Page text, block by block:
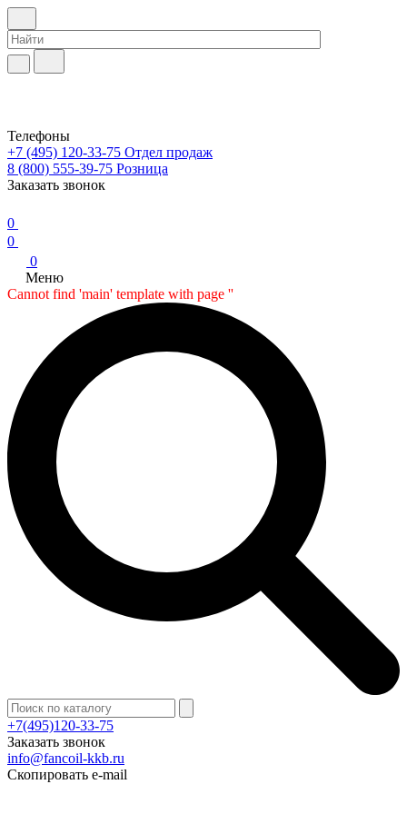
Телефоны
+7 (495) 120-33-75 Отдел продаж
8 (800) 555-39-75 Розница
Заказать звонок
0
0
0
Меню
Cannot find 'main' template with page ''
+7(495)120-33-75
Заказать звонок
info@fancoil-kkb.ru
Скопировать e-mail